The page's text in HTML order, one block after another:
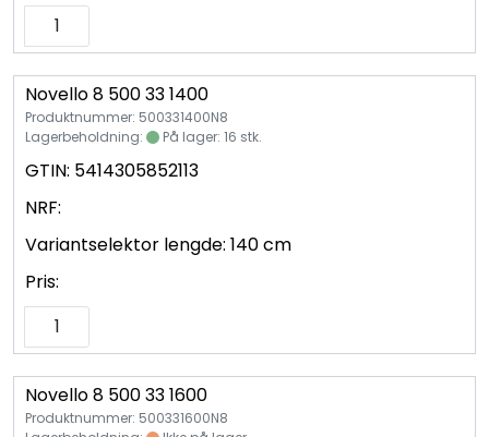
Novello 8 500 33 1400
Produktnummer: 500331400N8
Lagerbeholdning:
På lager: 16 stk.
GTIN: 5414305852113
NRF:
Variantselektor lengde: 140 cm
Pris:
Novello 8 500 33 1600
Produktnummer: 500331600N8